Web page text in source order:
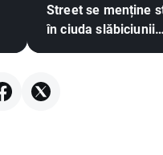
Street se menține
în ciuda slăbiciunii
prețului petrolului